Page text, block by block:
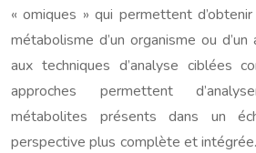
« omiques » qui permettent
métabolisme d’un organisme ou
aux techniques d’analyse ciblées
approches permettent
métabolites présents dans un
perspective plus complète et